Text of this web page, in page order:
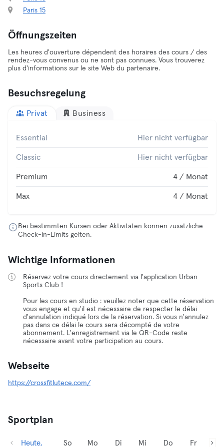
Paris 15
Öffnungszeiten
Les heures d'ouverture dépendent des horaires des cours / des
rendez-vous convenus ou ne sont pas connues. Vous trouverez
plus d'informations sur le site Web du partenaire.
Besuchsregelung
Privat Business
Essential Hier nicht verfügbar
Classic Hier nicht verfügbar
Premium 4 / Monat
Max 4 / Monat
Bei bestimmten Kursen oder Aktivitäten können zusätzliche
Check-in-Limits gelten.
Wichtige Informationen
Réservez votre cours directement via l'application Urban
Sports Club !
Pour les cours en studio : veuillez noter que cette réservation
vous engage et qu'il est nécessaire de respecter le délai
d'annulation indiqué lors de la réservation. Si vous n'annulez
pas dans ce délai le cours sera décompté de votre
abonnement. L'enregistrement via le QR-Code reste
nécessaire avant votre participation au cours.
Webseite
https://crossfitlutece.com/
Sportplan
Heute, So Mo Di Mi Do Fr